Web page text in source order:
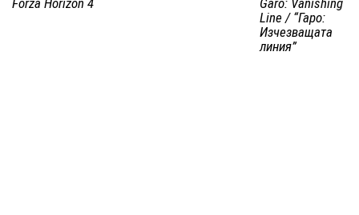
Forza Horizon 4
Garo: Vanishing
Line / “Гаро:
Изчезващата
линия”